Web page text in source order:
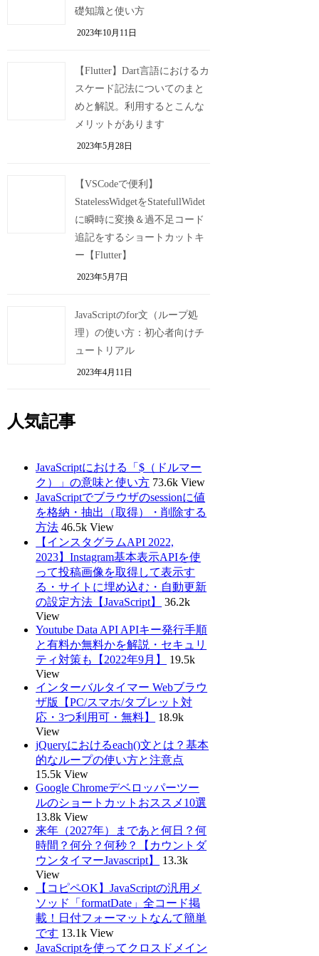
礎知識と使い方
2023年10月11日
【Flutter】Dart言語におけるカ
スケード記法についてのまと
めと解説。利用するとこんな
メリットがあります
2023年5月28日
【VSCodeで便利】
StatelessWidgetをStatefullWidet
に瞬時に変換＆過不足コード
追記をするショートカットキ
ー【Flutter】
2023年5月7日
JavaScriptのfor文（ループ処
理）の使い方：初心者向けチ
ュートリアル
2023年4月11日
人気記事
JavaScriptにおける「$（ドルマー
ク）」の意味と使い方 73.6k View
JavaScriptでブラウザのsessionに値
を格納・抽出（取得）・削除する
方法 46.5k View
【インスタグラムAPI 2022,
2023】Instagram基本表示APIを使
って投稿画像を取得して表示す
る・サイトに埋め込む・自動更新
の設定方法【JavaScript】
36.2k
View
Youtube Data API APIキー発行手順
と有料か無料かを解説・セキュリ
ティ対策も【2022年9月】
19.5k
View
インターバルタイマー Webブラウ
ザ版【PC/スマホ/タブレット対
応・3つ利用可・無料】
18.9k
View
jQueryにおけるeach()文とは？基本
的なループの使い方と注意点
15.5k View
Google Chromeデベロッパーツー
ルのショートカットおススメ10選
13.8k View
来年（2027年）まであと何日？何
時間？何分？何秒？【カウントダ
ウンタイマーJavascript】
13.3k
View
【コピペOK】JavaScriptの汎用メ
ソッド「formatDate」全コード掲
載！日付フォーマットなんて簡単
です 13.1k View
JavaScriptを使ってクロスドメイン